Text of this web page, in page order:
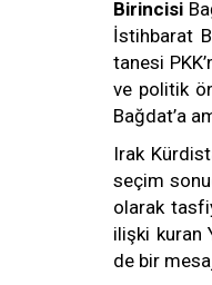
Birincisi
İstihbarat
tanesi
ve politik
Bağdat’a
Irak
seçim
olarak
ilişki kuran
de bir